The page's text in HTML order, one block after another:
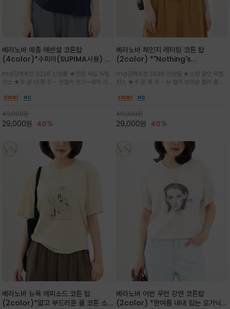
베라노바 메종 에센셜 코튼탑
(4color)*수피마(SUPIMA사용) 레
는 레터링 티셔츠
md강력추천 2026 신상품 ★한정 세일 득템
찬스 ★주.문.대.폭.주 - 전컬러 인기~~8차 리오
픽이나 컬러 조합을 통해 'Essential'한 무드를
좋은 컬러웨이와 디자인입니다^^
49,000원
29,000원 40%
베라노바 체인지 레터링 코튼 탑
(2color) *"Nothing's
도 일어나지않는것/감각적인 레터링 프
린팅이 돋보이는 베라노바 티셔츠
md강력추천 2026 신상품 ★소량 할인 득템
찬스 ★주.문.폭.주 - 뉴 컬러 브라운 컬러 출시~
무드를 만들고 기본 베이스의 컬러감이라 출근시
럽고 유연한 코튼 소재로 편안
49,000원
29,000원 40%
베라노바 뉴욕 에피소드 코튼 탑
(2color)*얇고 부드러운 쿨 코튼 소재
베라노바 어반 우먼 강연 코튼탑
(2color) *한여름 내내 입는 오가닉